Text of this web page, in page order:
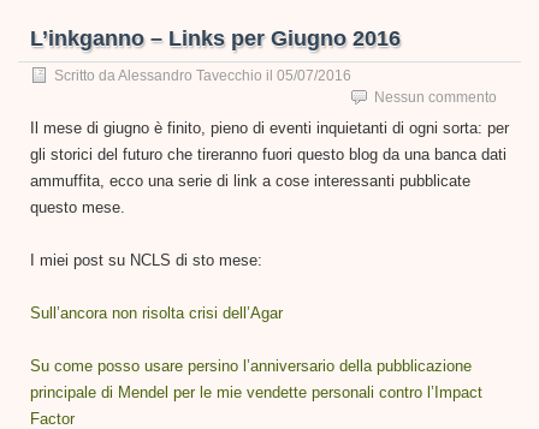
L’inkganno – Links per Giugno 2016
Scritto da Alessandro Tavecchio il 05/07/2016
Nessun commento
Il mese di giugno è finito, pieno di eventi inquietanti di ogni sorta: per
gli storici del futuro che tireranno fuori questo blog da una banca dati
ammuffita, ecco una serie di link a cose interessanti pubblicate
questo mese.
I miei post su NCLS di sto mese:
Sull’ancora non risolta crisi dell’Agar
Su come posso usare persino l’anniversario della pubblicazione
principale di Mendel per le mie vendette personali contro l’Impact
Factor